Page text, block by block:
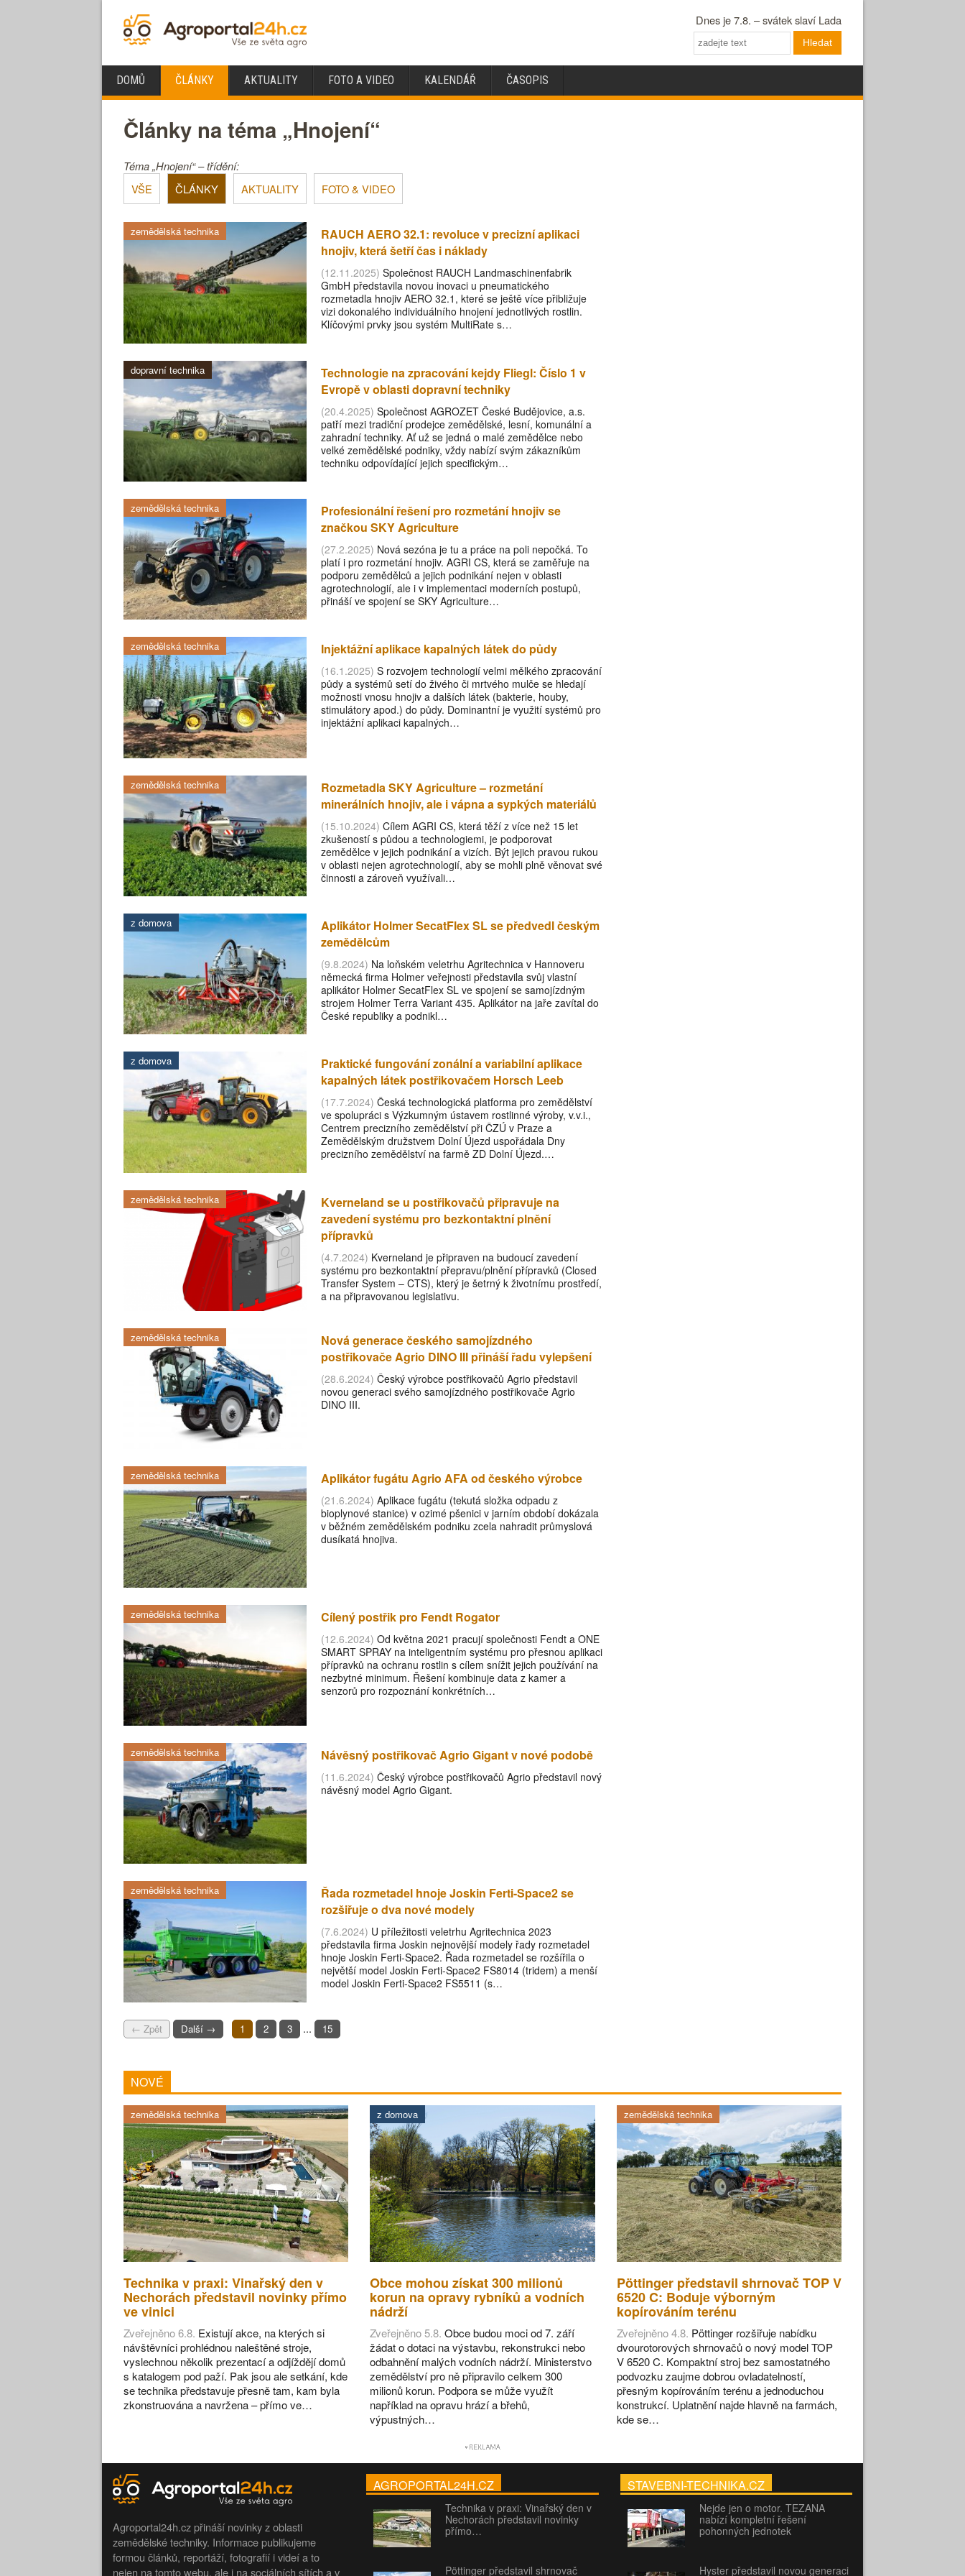
Dnes je 7.8. – svátek slaví Lada
Hledat
DOMŮ ČLÁNKY AKTUALITY FOTO A VIDEO KALENDÁŘ ČASOPIS
Články na téma „Hnojení“
Téma „Hnojení“ – třídění:
VŠE
ČLÁNKY AKTUALITY FOTO & VIDEO
zemědělská technika
RAUCH AERO 32.1: revoluce v precizní aplikaci
hnojiv, která šetří čas i náklady
(12.11.2025) Společnost RAUCH Landmaschinenfabrik
GmbH představila novou inovaci u pneumatického
rozmetadla hnojiv AERO 32.1, které se ještě více přibližuje
vizi dokonalého individuálního hnojení jednotlivých rostlin.
Klíčovými prvky jsou systém MultiRate s…
dopravní technika
Technologie na zpracování kejdy Fliegl: Číslo 1 v
Evropě v oblasti dopravní techniky
(20.4.2025) Společnost AGROZET České Budějovice, a.s.
patří mezi tradiční prodejce zemědělské, lesní, komunální a
zahradní techniky. Ať už se jedná o malé zemědělce nebo
velké zemědělské podniky, vždy nabízí svým zákazníkům
techniku odpovídající jejich specifickým…
zemědělská technika
Profesionální řešení pro rozmetání hnojiv se
značkou SKY Agriculture
(27.2.2025) Nová sezóna je tu a práce na poli nepočká. To
platí i pro rozmetání hnojiv. AGRI CS, která se zaměřuje na
podporu zemědělců a jejich podnikání nejen v oblasti
agrotechnologií, ale i v implementaci moderních postupů,
přináší ve spojení se SKY Agriculture…
zemědělská technika Injektážní aplikace kapalných látek do půdy
(16.1.2025) S rozvojem technologií velmi mělkého zpracování
půdy a systémů setí do živého či mrtvého mulče se hledají
možnosti vnosu hnojiv a dalších látek (bakterie, houby,
stimulátory apod.) do půdy. Dominantní je využití systémů pro
injektážní aplikaci kapalných…
zemědělská technika
Rozmetadla SKY Agriculture – rozmetání
minerálních hnojiv, ale i vápna a sypkých materiálů
(15.10.2024) Cílem AGRI CS, která těží z více než 15 let
zkušeností s půdou a technologiemi, je podporovat
zemědělce v jejich podnikání a vizích. Být jejich pravou rukou
v oblasti nejen agrotechnologií, aby se mohli plně věnovat své
činnosti a zároveň využívali…
z domova
Aplikátor Holmer SecatFlex SL se předvedl českým
zemědělcům
(9.8.2024) Na loňském veletrhu Agritechnica v Hannoveru
německá firma Holmer veřejnosti představila svůj vlastní
aplikátor Holmer SecatFlex SL ve spojení se samojízdným
strojem Holmer Terra Variant 435. Aplikátor na jaře zavítal do
České republiky a podnikl…
z domova
Praktické fungování zonální a variabilní aplikace
kapalných látek postřikovačem Horsch Leeb
(17.7.2024) Česká technologická platforma pro zemědělství
ve spolupráci s Výzkumným ústavem rostlinné výroby, v.v.i.,
Centrem precizního zemědělství při ČZÚ v Praze a
Zemědělským družstvem Dolní Újezd uspořádala Dny
precizního zemědělství na farmě ZD Dolní Újezd.…
zemědělská technika
Kverneland se u postřikovačů připravuje na
zavedení systému pro bezkontaktní plnění
přípravků
(4.7.2024) Kverneland je připraven na budoucí zavedení
systému pro bezkontaktní přepravu/plnění přípravků (Closed
Transfer System – CTS), který je šetrný k životnímu prostředí,
a na připravovanou legislativu.
zemědělská technika
Nová generace českého samojízdného
postřikovače Agrio DINO III přináší řadu vylepšení
(28.6.2024) Český výrobce postřikovačů Agrio představil
novou generaci svého samojízdného postřikovače Agrio
DINO III.
zemědělská technika Aplikátor fugátu Agrio AFA od českého výrobce
(21.6.2024) Aplikace fugátu (tekutá složka odpadu z
bioplynové stanice) v ozimé pšenici v jarním období dokázala
v běžném zemědělském podniku zcela nahradit průmyslová
dusíkatá hnojiva.
zemědělská technika Cílený postřik pro Fendt Rogator
(12.6.2024) Od května 2021 pracují společnosti Fendt a ONE
SMART SPRAY na inteligentním systému pro přesnou aplikaci
přípravků na ochranu rostlin s cílem snížit jejich používání na
nezbytné minimum. Řešení kombinuje data z kamer a
senzorů pro rozpoznání konkrétních…
zemědělská technika Návěsný postřikovač Agrio Gigant v nové podobě
(11.6.2024) Český výrobce postřikovačů Agrio představil nový
návěsný model Agrio Gigant.
zemědělská technika
Řada rozmetadel hnoje Joskin Ferti-Space2 se
rozšiřuje o dva nové modely
(7.6.2024) U příležitosti veletrhu Agritechnica 2023
představila firma Joskin nejnovější modely řady rozmetadel
hnoje Joskin Ferti-Space2. Řada rozmetadel se rozšířila o
největší model Joskin Ferti-Space2 FS8014 (tridem) a menší
model Joskin Ferti-Space2 FS5511 (s…
← Zpět Další → 1 2 3 ... 15
NOVÉ
zemědělská technika
Technika v praxi: Vinařský den v
Nechorách představil novinky přímo
ve vinici
Zveřejněno 6.8. Existují akce, na kterých si
návštěvníci prohlédnou naleštěné stroje,
vyslechnou několik prezentací a odjíždějí domů
s katalogem pod paží. Pak jsou ale setkání, kde
se technika představuje přesně tam, kam byla
zkonstruována a navržena – přímo ve…
z domova
Obce mohou získat 300 milionů
korun na opravy rybníků a vodních
nádrží
Zveřejněno 5.8. Obce budou moci od 7. září
žádat o dotaci na výstavbu, rekonstrukci nebo
odbahnění malých vodních nádrží. Ministerstvo
zemědělství pro ně připravilo celkem 300
milionů korun. Podpora se může využít
například na opravu hrází a břehů,
výpustných…
zemědělská technika
Pöttinger představil shrnovač TOP V
6520 C: Boduje výborným
kopírováním terénu
Zveřejněno 4.8. Pöttinger rozšiřuje nabídku
dvourotorových shrnovačů o nový model TOP
V 6520 C. Kompaktní stroj bez samostatného
podvozku zaujme dobrou ovladatelností,
přesným kopírováním terénu a jednoduchou
konstrukcí. Uplatnění najde hlavně na farmách,
kde se…
Agroportal24h.cz přináší novinky z oblasti
zemědělské techniky. Informace publikujeme
formou článků, reportáží, fotografií i videí a to
nejen na tomto webu, ale i na sociálních sítích a v
AGROPORTAL24H.CZ
Technika v praxi: Vinařský den v
Nechorách představil novinky
přímo…
Pöttinger představil shrnovač
STAVEBNI-TECHNIKA.CZ
Nejde jen o motor. TEZANA
nabízí kompletní řešení
pohonných jednotek
Hyster představil novou generaci